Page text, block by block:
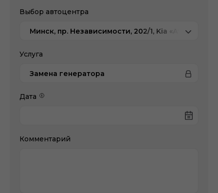
Выбор автоцентра
Минск, пр. Независимости, 202/1, Kia «Атлант-М
Услуга
Замена генератора
Дата
Комментарий